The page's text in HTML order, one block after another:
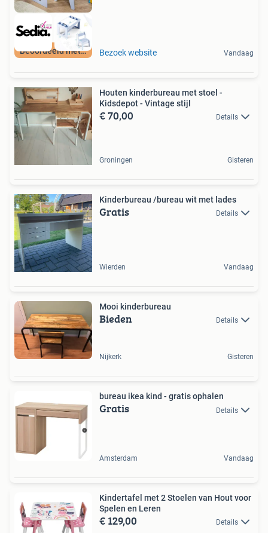
Beoordeeld met 9+ Bezoek website Vandaag
Houten kinderbureau met stoel -
Kidsdepot - Vintage stijl
€ 70,00 Details
Groningen Gisteren
Kinderbureau /bureau wit met lades
Gratis Details
Wierden Vandaag
Mooi kinderbureau
Bieden Details
Nijkerk Gisteren
bureau ikea kind - gratis ophalen
Gratis Details
Amsterdam Vandaag
Kindertafel met 2 Stoelen van Hout voor
Spelen en Leren
€ 129,00 Details